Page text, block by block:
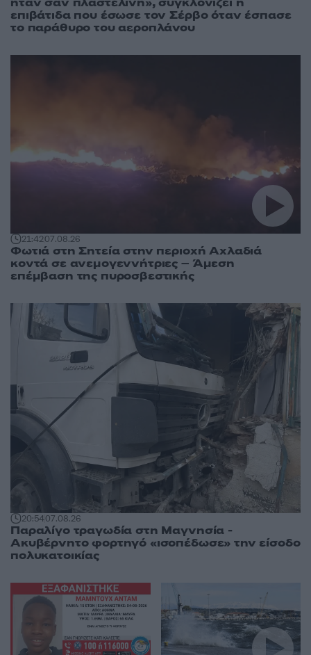
επιβάτιδα που έσωσε τον Σέρβο όταν έσπασε
το παράθυρο του αεροπλάνου
21:4207.08.26
Φωτιά στη Σητεία στην περιοχή Αχλαδιά
κοντά σε ανεμογεννήτριες – Άμεση
επέμβαση της πυροσβεστικής
20:5407.08.26
Παραλίγο τραγωδία στη Μαγνησία -
Ακυβέρνητο φορτηγό «ισοπέδωσε» την είσοδο
πολυκατοικίας